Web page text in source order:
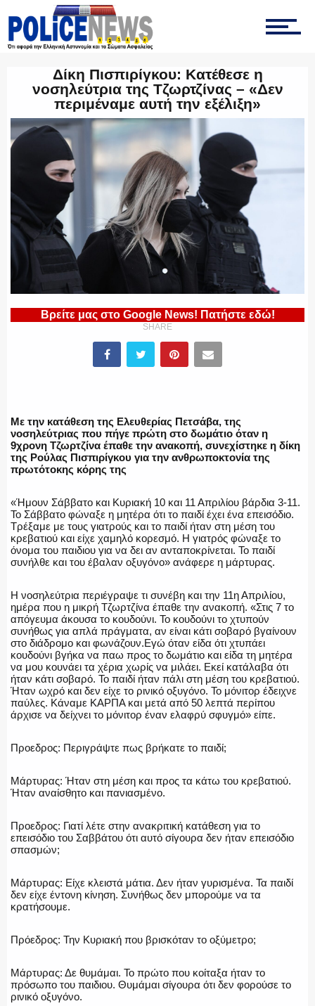
ΟΜΑΔΑ “Ζ”
ΥΑΤ/ΥΜΕΤ
ΕΛΛΗΝΙΚΗ ΑΣΤΥΝΟΜΙΑ
ΠΥΡΟΣΒΕΣΤΙΚΗ
ΕΝΟΠΛΕΣ ΔΥΝΑΜΕΙΣ
ΕΚΑΒ
ΑΣΤΥΝΟΜΙΚΟ ΡΕΠΟΡΤΑΖ
Η ΦΩΝΗ ΣΟΥ
Δίκη Πισπιρίγκου: Κατέθεσε η
νοσηλεύτρια της Τζωρτζίνας – «Δεν
περιμέναμε αυτή την εξέλιξη»
Βρείτε μας στο Google News! Πατήστε εδώ!
SHARE
Με την κατάθεση της Ελευθερίας Πετσάβα, της
νοσηλεύτριας που πήγε πρώτη στο δωμάτιο όταν η
9χρονη Τζωρτζίνα έπαθε την ανακοπή, συνεχίστηκε η δίκη
της Ρούλας Πισπιρίγκου για την ανθρωποκτονία της
πρωτότοκης κόρης της
«Ήμουν Σάββατο και Κυριακή 10 και 11 Απριλίου βάρδια 3-11.
Το Σάββατο φώναξε η μητέρα ότι το παιδί έχει ένα επεισόδιο.
Τρέξαμε με τους γιατρούς και το παιδί ήταν στη μέση του
κρεβατιού και είχε χαμηλό κορεσμό. Η γιατρός φώναξε το
όνομα του παιδιου για να δει αν ανταποκρίνεται. Το παιδί
συνήλθε και του έβαλαν οξυγόνο» ανάφερε η μάρτυρας.
Η νοσηλεύτρια περιέγραψε τι συνέβη και την 11η Απριλίου,
ημέρα που η μικρή Τζωρτζίνα έπαθε την ανακοπή. «Στις 7 το
απόγευμα άκουσα το κουδούνι. Το κουδούνι το χτυπούν
συνήθως για απλά πράγματα, αν είναι κάτι σοβαρό βγαίνουν
στο διάδρομο και φωνάζουν.Εγώ όταν είδα ότι χτυπάει
κουδούνι βγήκα να παω προς το δωμάτιο και είδα τη μητέρα
να μου κουνάει τα χέρια χωρίς να μιλάει. Εκεί κατάλαβα ότι
ήταν κάτι σοβαρό. Το παιδί ήταν πάλι στη μέση του κρεβατιού.
Ήταν ωχρό και δεν είχε το ρινικό οξυγόνο. Το μόνιτορ έδειχνε
παύλες. Κάναμε ΚΑΡΠΑ και μετά από 50 λεπτά περίπου
άρχισε να δείχνει το μόνιτορ έναν ελαφρύ σφυγμό» είπε.
Προεδρος: Περιγράψτε πως βρήκατε το παιδί;
Μάρτυρας: Ήταν στη μέση και προς τα κάτω του κρεβατιού.
Ήταν αναίσθητο και πανιασμένο.
Προεδρος: Γιατί λέτε στην ανακριτική κατάθεση για το
επεισόδιο του Σαββάτου ότι αυτό σίγουρα δεν ήταν επεισόδιο
σπασμών;
Μάρτυρας: Είχε κλειστά μάτια. Δεν ήταν γυρισμένα. Τα παιδί
δεν είχε έντονη κίνηση. Συνήθως δεν μπορούμε να τα
κρατήσουμε.
Πρόεδρος: Την Κυριακή που βρισκόταν το οξύμετρο;
Μάρτυρας: Δε θυμάμαι. Το πρώτο που κοίταξα ήταν το
πρόσωπο του παιδιου. Θυμάμαι σίγουρα ότι δεν φορούσε το
ρινικό οξυγόνο.